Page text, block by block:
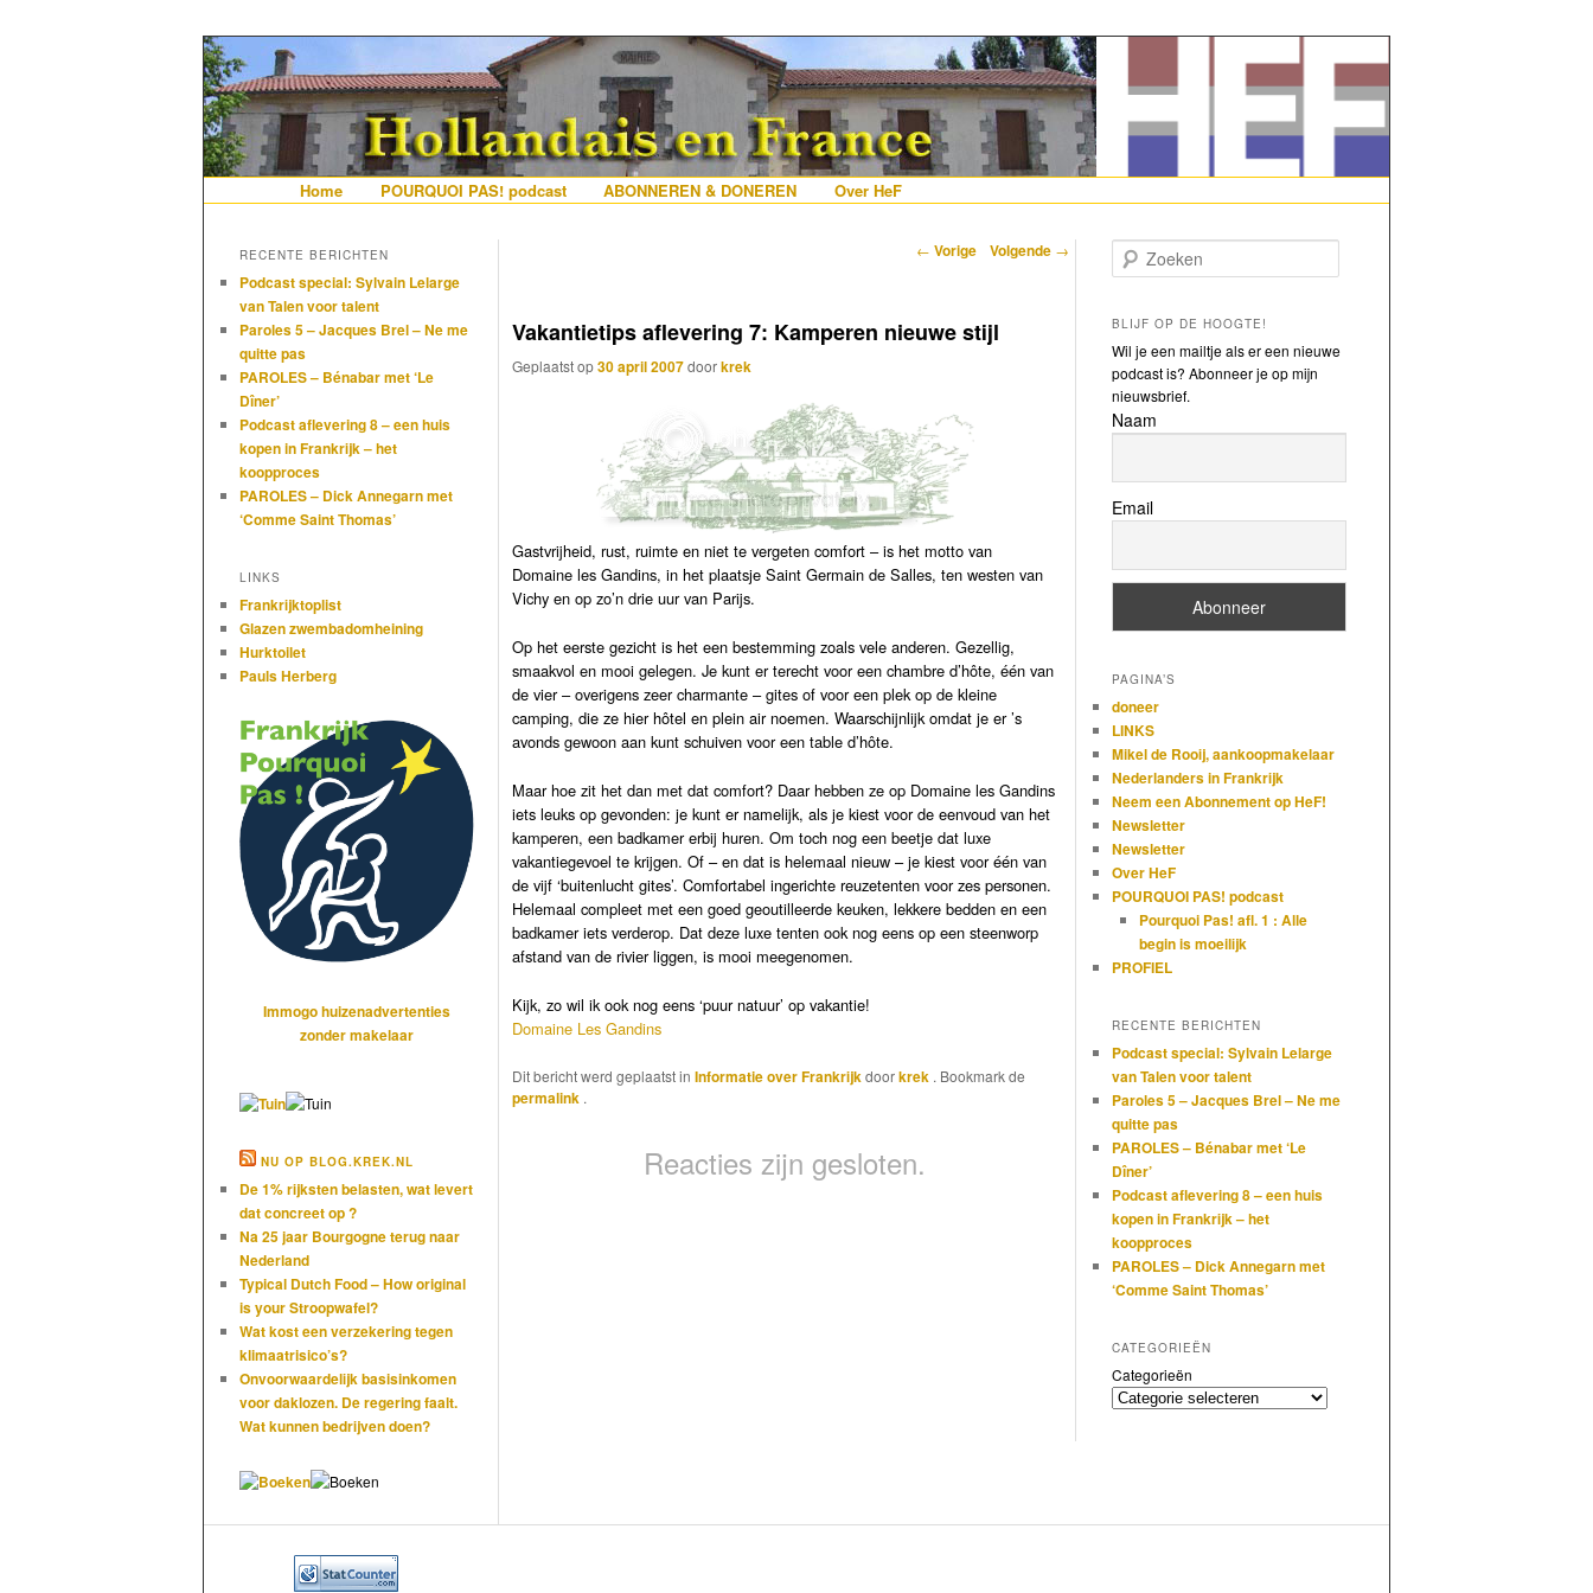
Hollandais en France
De gezelligste website voor Nederlanders die iets met Frankrijk hebben
Spring naar de primaire inhoud
Spring naar de secundaire inhoud
Home POURQUOI PAS! podcast ABONNEREN & DONEREN Over HeF
Berichtnavigatie
← Vorige Volgende →
Vakantietips aflevering 7: Kamperen nieuwe stijl
Geplaatst op30 april 2007doorkrek
Gastvrijheid, rust, ruimte en niet te vergeten comfort – is het motto van
Domaine les Gandins, in het plaatsje Saint Germain de Salles, ten westen van
Vichy en op zo’n drie uur van Parijs.
Op het eerste gezicht is het een bestemming zoals vele anderen. Gezellig,
smaakvol en mooi gelegen. Je kunt er terecht voor een chambre d’hôte, één van
de vier – overigens zeer charmante – gites of voor een plek op de kleine
camping, die ze hier hôtel en plein air noemen. Waarschijnlijk omdat je er ’s
avonds gewoon aan kunt schuiven voor een table d’hôte.
Maar hoe zit het dan met dat comfort? Daar hebben ze op Domaine les Gandins
iets leuks op gevonden: je kunt er namelijk, als je kiest voor de eenvoud van het
kamperen, een badkamer erbij huren. Om toch nog een beetje dat luxe
vakantiegevoel te krijgen. Of – en dat is helemaal nieuw – je kiest voor één van
de vijf ‘buitenlucht gites’. Comfortabel ingerichte reuzetenten voor zes personen.
Helemaal compleet met een goed geoutilleerde keuken, lekkere bedden en een
badkamer iets verderop. Dat deze luxe tenten ook nog eens op een steenworp
afstand van de rivier liggen, is mooi meegenomen.
Kijk, zo wil ik ook nog eens ‘puur natuur’ op vakantie!
Domaine Les Gandins
Dit bericht werd geplaatst inInformatie over Frankrijkdoorkrek . Bookmark de
permalink .
Reacties zijn gesloten.
RECENTE BERICHTEN
Podcast special: Sylvain Lelarge
van Talen voor talent
Paroles 5 – Jacques Brel – Ne me
quitte pas
PAROLES – Bénabar met ‘Le
Dîner’
Podcast aflevering 8 – een huis
kopen in Frankrijk – het
koopproces
PAROLES – Dick Annegarn met
‘Comme Saint Thomas’
LINKS
Frankrijktoplist
Glazen zwembadomheining
Hurktoilet
Pauls Herberg
Immogo huizenadvertenties
zonder makelaar
NU OP BLOG.KREK.NL
De 1% rijksten belasten, wat levert
dat concreet op ?
Na 25 jaar Bourgogne terug naar
Nederland
Typical Dutch Food – How original
is your Stroopwafel?
Wat kost een verzekering tegen
klimaatrisico’s?
Onvoorwaardelijk basisinkomen
voor daklozen. De regering faalt.
Wat kunnen bedrijven doen?
Zoeken
BLIJF OP DE HOOGTE!
Wil je een mailtje als er een nieuwe
podcast is? Abonneer je op mijn
nieuwsbrief.
Naam
Email
PAGINA’S
doneer
LINKS
Mikel de Rooij, aankoopmakelaar
Nederlanders in Frankrijk
Neem een Abonnement op HeF!
Newsletter
Newsletter
Over HeF
POURQUOI PAS! podcast
Pourquoi Pas! afl. 1 : Alle
begin is moeilijk
PROFIEL
RECENTE BERICHTEN
Podcast special: Sylvain Lelarge
van Talen voor talent
Paroles 5 – Jacques Brel – Ne me
quitte pas
PAROLES – Bénabar met ‘Le
Dîner’
Podcast aflevering 8 – een huis
kopen in Frankrijk – het
koopproces
PAROLES – Dick Annegarn met
‘Comme Saint Thomas’
CATEGORIEËN
Categorieën